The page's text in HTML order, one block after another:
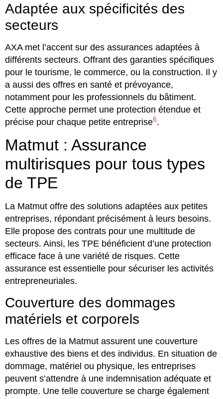
Adaptée aux spécificités des
secteurs
AXA met l’accent sur des assurances adaptées à
différents secteurs. Offrant des garanties spécifiques
pour le tourisme, le commerce, ou la construction. Il y
a aussi des offres en santé et prévoyance,
notamment pour les professionnels du bâtiment.
Cette approche permet une protection étendue et
précise pour chaque petite entreprise6.
Matmut : Assurance
multirisques pour tous types
de TPE
La Matmut offre des solutions adaptées aux petites
entreprises, répondant précisément à leurs besoins.
Elle propose des contrats pour une multitude de
secteurs. Ainsi, les TPE bénéficient d’une protection
efficace face à une variété de risques. Cette
assurance est essentielle pour sécuriser les activités
entrepreneuriales.
Couverture des dommages
matériels et corporels
Les offres de la Matmut assurent une couverture
exhaustive des biens et des individus. En situation de
dommage, matériel ou physique, les entreprises
peuvent s’attendre à une indemnisation adéquate et
prompte. Une telle couverture se charge également